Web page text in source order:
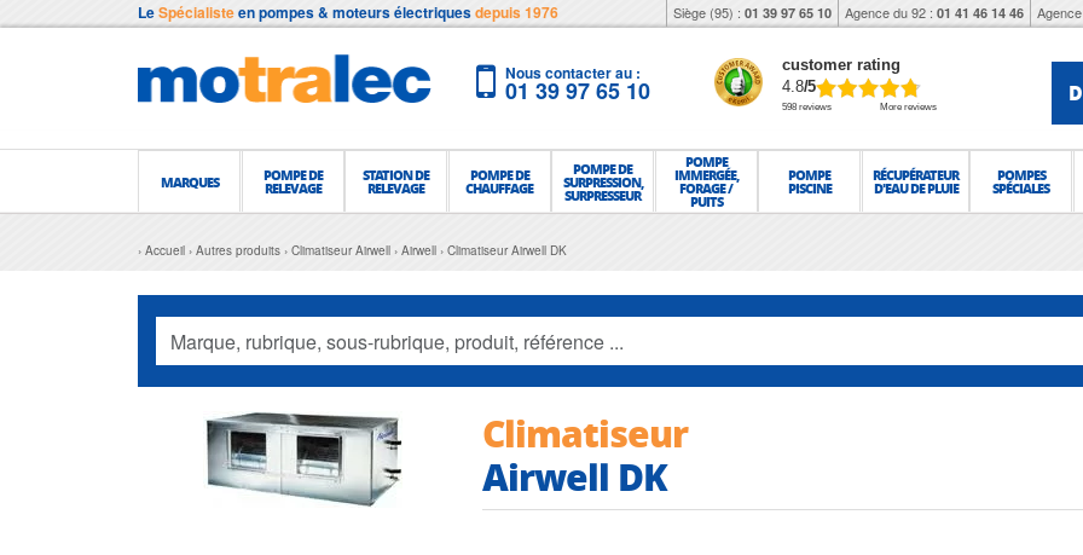
LeSpécialisteen pompes & moteurs électriquesdepuis 1976 Siège (95) : 01 39 97 65 10 Agence du 92 : 01 41 46 14 46
Nous contacter au :
01 39 97 65 10
customer rating
4.8/5
598 reviews More reviews
MARQUES POMPE DE
RELEVAGE
STATION DE
RELEVAGE
POMPE DE
CHAUFFAGE
POMPE DE
SURPRESSION,
SURPRESSEUR
POMPE
IMMERGÉE,
FORAGE /
PUITS
POMPE
PISCINE
RÉCUPÉRATEUR
D'EAU DE PLUIE
POMPES
SPÉCIALES
Accueil Autres produits Climatiseur Airwell Airwell Climatiseur Airwell DK
Climatiseur
Airwell DK